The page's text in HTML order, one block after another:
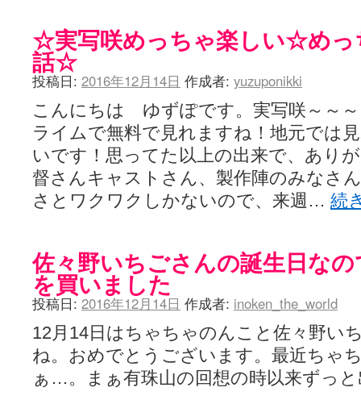
☆実写咲めっちゃ楽しい☆め
話☆
投稿日: 2016年12月14日 作成者: yuzuponikki
こんにちは ゆずぽです。実写咲～～
ライムで無料で見れますね！地元では
いです！思ってた以上の出来で、あり
督さんキャストさん、製作陣のみなさ
さとワクワクしかないので、来週… 続
佐々野いちごさんの誕生日な
を買いました
投稿日: 2016年12月14日 作成者: inoken_the_world
12月14日はちゃちゃのんこと佐々野い
ね。おめでとうございます。最近ちゃ
ぁ…。まぁ有珠山の回想の時以来ずっ